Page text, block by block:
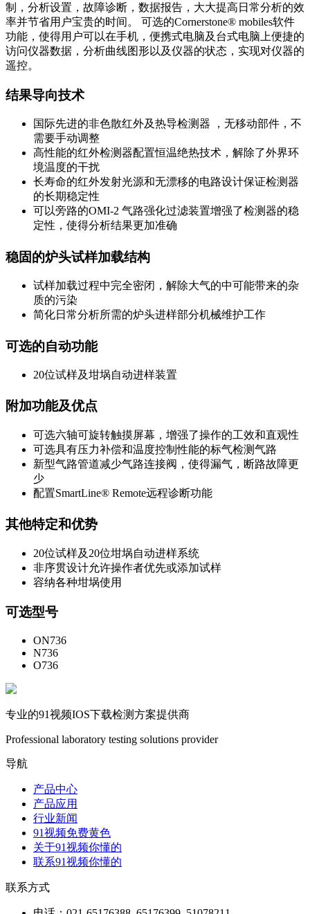
制，分析设置，故障诊断，数据报告，大大提高日常分析的效
率并节省用户宝贵的时间。 可选的Cornerstone® mobiles软件
功能，使得用户可以在手机，便携式电脑及台式电脑上便捷的
访问仪器数据，分析曲线图形以及仪器的状态，实现对仪器的
遥控。
结果导向技术
国际先进的非色散红外及热导检测器 ，无移动部件，不
需要手动调整
高性能的红外检测器配置恒温绝热技术，解除了外界环
境温度的干扰
长寿命的红外发射光源和无漂移的电路设计保证检测器
的长期稳定性
可以旁路的OMI-2 气路强化过滤装置增强了检测器的稳
定性，使得分析结果更加准确
稳固的炉头试样加载结构
试样加载过程中完全密闭，解除大气的中可能带来的杂
质的污染
简化日常分析所需的炉头进样部分机械维护工作
可选的自动功能
20位试样及坩埚自动进样装置
附加功能及优点
可选六轴可旋转触摸屏幕，增强了操作的工效和直观性
可选具有压力补偿和温度控制性能的标气检测气路
新型气路管道减少气路连接阀，使得漏气，断路故障更
少
配置SmartLine® Remote远程诊断功能
其他特定和优势
20位试样及20位坩埚自动进样系统
非序贯设计允许操作者优先或添加试样
容纳各种坩埚使用
可选型号
ON736
N736
O736
专业的91视频IOS下载检测方案提供商
Professional laboratory testing solutions provider
导航
产品中心
产品应用
行业新闻
91视频免费黄色
关于91视频你懂的
联系91视频你懂的
联系方式